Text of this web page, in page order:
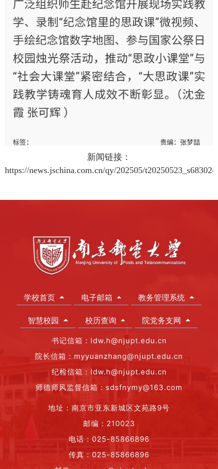
新闻链接：
https://news.jschina.com.cn/qy/202505/
学校首页 电子邮箱 教务管理系统
智慧校园 校历查询 院党务支网
书记信箱：ldw.h@njupt.edu.cn
院长信箱：myyuanzhang@njupt.edu.cn
纪检信箱：ldw.h@njupt.edu.cn
师德师风监督信箱：sdsfnymy@163.com
地址：南京市亚东新城区文苑路9号
邮编：210023
电话：025-85866896
传真：025-85866896